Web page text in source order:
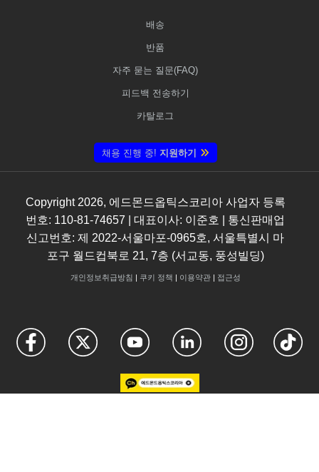
배송
반품
자주 묻는 질문(FAQ)
피드백 전송하기
카탈로그
채용 진행 중! 지원하기
Copyright 2026, 에드몬드옵틱스코리아 사업자 등록
번호: 110-81-74657 | 대표이사: 이준호 | 통신판매업
신고번호: 제 2022-서울마포-0965호, 서울특별시 마
포구 월드컵북로 21, 7층 (서교동, 풍성빌딩)
개인정보취급방침 쿠키 정책 이용약관| 접근성